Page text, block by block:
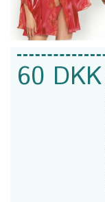
60 DKK